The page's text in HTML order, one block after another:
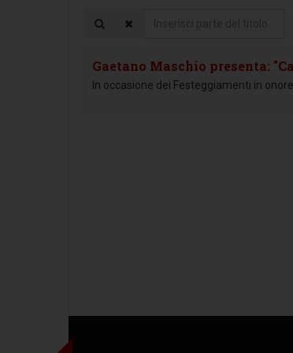
titolo
Gaetano Maschio presenta:
In occasione dei Festeggiamenti in